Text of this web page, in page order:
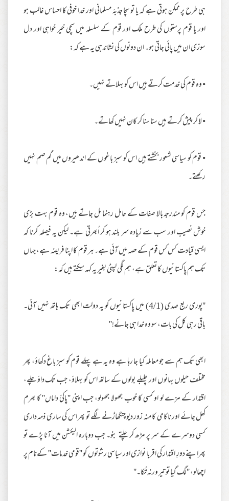
ہی طرح پر ممکن ہوتی ہے کہ یا تو سچا جذبۂ مسلمانی اور خدا خوفی کا احساس غالب ہو
اور یا قوم پرستوں کی طرح ملک اور قوم کے سلسلہ میں سچی خیر خواہی اور دل
سوزی ان میں پائی جاتی ہو۔ ان دونوں کی نشاندہی یہ ہے کہ:
• وہ قوم کی خدمت کرتے ہیں اس کو بہلاتے نہیں۔
• لا کر پیش کرتے ہیں سنا سنا کر کان نہیں کھاتے۔
• قوم کو سیاسی شعور بخشتے ہیں اس کو سبز باغوں کے اندھیروں میں گم صم نہیں
رکھتے۔
جس قوم کو مندرجہ بالا صفات کے حامل رہنما مل جاتے ہیں، وہ قوم بہت بڑی
خوش نصیب اور سب سے زیادہ سر بلند ہو کر اُبھرتی ہے۔ لیکن یہ فیصلہ کرنا کہ
ایسی قیادت کس کس قوم کے حصہ میں آئی ہے۔ ہر قوم کا اپنا فریضہ ہے، جہاں
تک ہم پاکستانیوں کا تعلق ہے، ہم لگی لپٹی بغیر یہ کہہ سکتے ہیں کہ:
''پوری ربع صدی (4/1) میں پاکستانیوں کو یہ دولت ابھی تک ہاتھ نہیں آئی۔
باقی رہی کل کی بات، سو وہ خدا ہی جانے!''
ابھی تک ہم سے جو معاملہ کیا جا رہا ہے وہ یہ ہے پہلے قوم کو سبز باغ دکھاؤ، پھر
مختلف حیلوں بہانوں اور چلبلے بولوں کے ساتھ اس کو بہلاؤ، جب تک داؤ چلے،
اقتدار کے مزے لو او کسی کا خوب جھولا جھولو، جب اپنی ''پاکیٔ داماں'' کا بھرم
کھل جائے اور ناکامی کا منہ زور دیو چنگھاڑنے لگے تو پھر اس کی ساری ذمہ داری
کسی دوسرے کے سر پر مڑھ کر چلتے بنو۔ جب دوبارہ الیکشن میں آنا پڑے تو
پھراپنے دورِ اقتدار کی اقربا نوازی اور سیاسی رشوتوں کو ''قومی خدمات'' کےنام پر
اچھالو، ''لگ گیا تو تیر ورنہ تُکا۔''